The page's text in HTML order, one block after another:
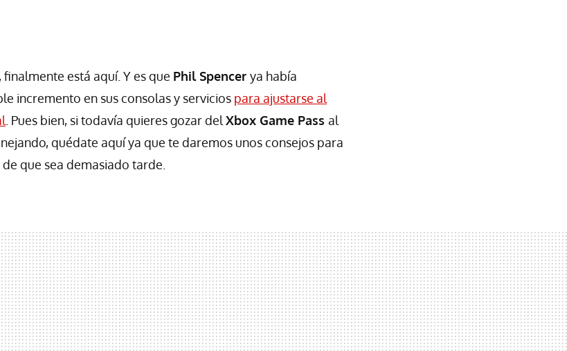
está aquí. Y es que Phil Spencer ya había
incremento en sus consolas y servicios para ajustarse al
. Pues bien, si todavía quieres gozar del Xbox Game Pass al
quédate aquí ya que te daremos unos consejos para
que sea demasiado tarde.